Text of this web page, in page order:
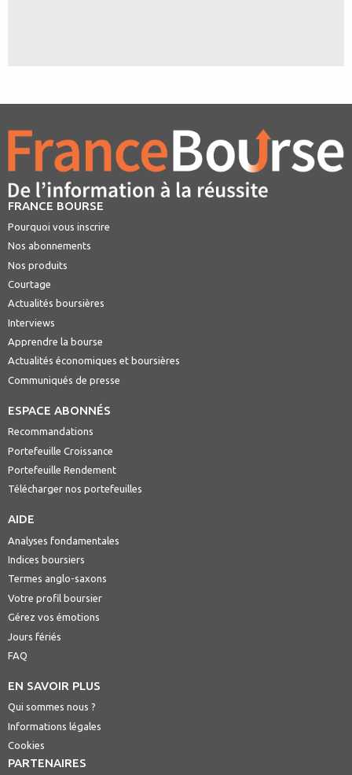
FRANCE BOURSE
Pourquoi vous inscrire
Nos abonnements
Nos produits
Courtage
Actualités boursières
Interviews
Apprendre la bourse
Actualités économiques et boursières
Communiqués de presse
ESPACE ABONNÉS
Recommandations
Portefeuille Croissance
Portefeuille Rendement
Télécharger nos portefeuilles
AIDE
Analyses fondamentales
Indices boursiers
Termes anglo-saxons
Votre profil boursier
Gérez vos émotions
Jours fériés
FAQ
EN SAVOIR PLUS
Qui sommes nous ?
Informations légales
Cookies
PARTENAIRES